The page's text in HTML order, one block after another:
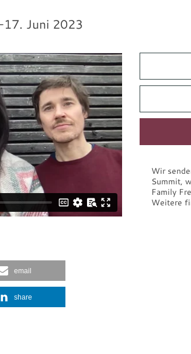
Juni 2023
email
share
Wir
Summit,
Family
Weitere